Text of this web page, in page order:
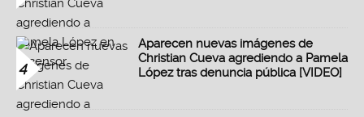
4
Aparecen nuevas imágenes de
Christian Cueva agrediendo a Pamela
López tras denuncia pública [VIDEO]